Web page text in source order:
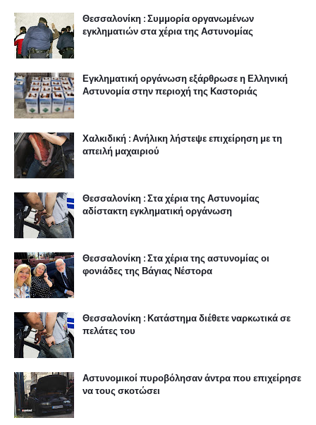
Θεσσαλονίκη : Συμμορία οργανωμένων
εγκληματιών στα χέρια της Αστυνομίας
Εγκληματική οργάνωση εξάρθρωσε η Ελληνική
Αστυνομία στην περιοχή της Καστοριάς
Χαλκιδική : Ανήλικη λήστεψε επιχείρηση με τη
απειλή μαχαιριού
Θεσσαλονίκη : Στα χέρια της Αστυνομίας
αδίστακτη εγκληματική οργάνωση
Θεσσαλονίκη : Στα χέρια της αστυνομίας οι
φονιάδες της Βάγιας Νέστορα
Θεσσαλονίκη : Κατάστημα διέθετε ναρκωτικά σε
πελάτες του
Αστυνομικοί πυροβόλησαν άντρα που επιχείρησε
να τους σκοτώσει